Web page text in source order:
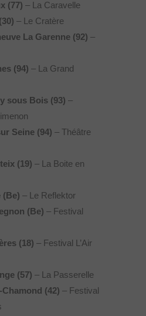
(77) – La Caravelle
– Le Cratère
La Garenne (92) –
(94) – La Grand
sous Bois (93) –
Seine (94) – Théâtre
(19) – La Boite en
(Be) – Le Reflektor
(Be) – Festival
(18) – Festival L’Air
(57) – La Passerelle
Chamond (42) – Festival